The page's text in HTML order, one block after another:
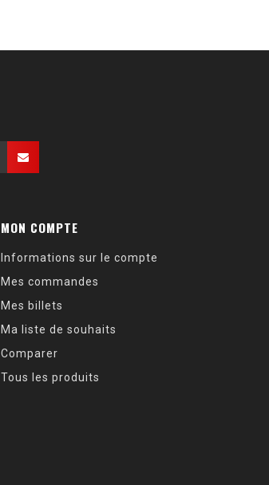
MON COMPTE
Informations sur le compte
Mes commandes
Mes billets
Ma liste de souhaits
Comparer
Tous les produits